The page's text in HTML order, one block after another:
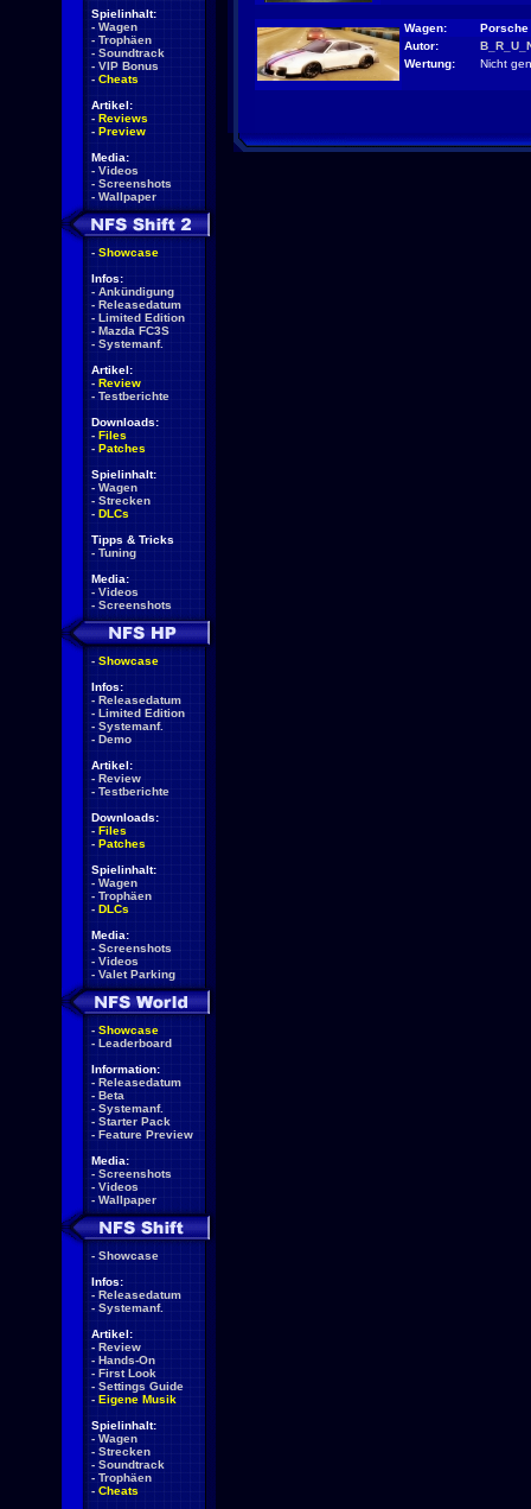
Spielinhalt:
- Wagen
- Trophäen
- Soundtrack
- VIP Bonus
- Cheats
Artikel:
- Reviews
- Preview
Media:
- Videos
- Screenshots
- Wallpaper
- Showcase
Infos:
- Ankündigung
- Releasedatum
- Limited Edition
- Mazda FC3S
- Systemanf.
Artikel:
- Review
- Testberichte
Downloads:
- Files
- Patches
Spielinhalt:
- Wagen
- Strecken
- DLCs
Tipps & Tricks
- Tuning
Media:
- Videos
- Screenshots
- Showcase
Infos:
- Releasedatum
- Limited Edition
- Systemanf.
- Demo
Artikel:
- Review
- Testberichte
Downloads:
- Files
- Patches
Spielinhalt:
- Wagen
- Trophäen
- DLCs
Media:
- Screenshots
- Videos
- Valet Parking
- Showcase
- Leaderboard
Information:
- Releasedatum
- Beta
- Systemanf.
- Starter Pack
- Feature Preview
Media:
- Screenshots
- Videos
- Wallpaper
- Showcase
Infos:
- Releasedatum
- Systemanf.
Artikel:
- Review
- Hands-On
- First Look
- Settings Guide
- Eigene Musik
Spielinhalt:
- Wagen
- Strecken
- Soundtrack
- Trophäen
- Cheats
Wagen:
Porsche
Autor:
Wertung:
Nicht